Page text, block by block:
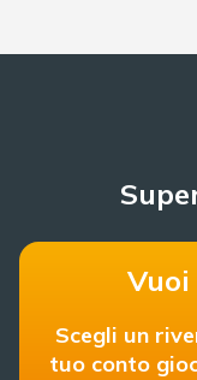
Scegli un
tuo conto